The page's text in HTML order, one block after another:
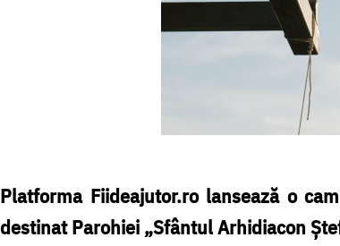
Platforma Fiideajutor.ro lansează o
destinat Parohiei „Sfântul Arhidiacon